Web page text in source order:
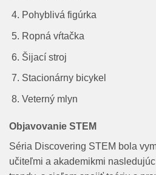
Pohyblivá figúrka
Ropná vŕtačka
Šijací stroj
Stacionárny bicykel
Veterný mlyn
Objavovanie STEM
Séria Discovering STEM bola
učiteľmi a akademikmi